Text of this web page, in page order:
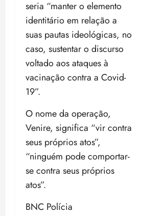
seria “manter o elemento
identitário em relação a
suas pautas ideológicas, no
caso, sustentar o discurso
voltado aos ataques à
vacinação contra a Covid-
19”.
O nome da operação,
Venire, significa “vir contra
seus próprios atos”,
“ninguém pode comportar-
se contra seus próprios
atos”.
BNC Polícia